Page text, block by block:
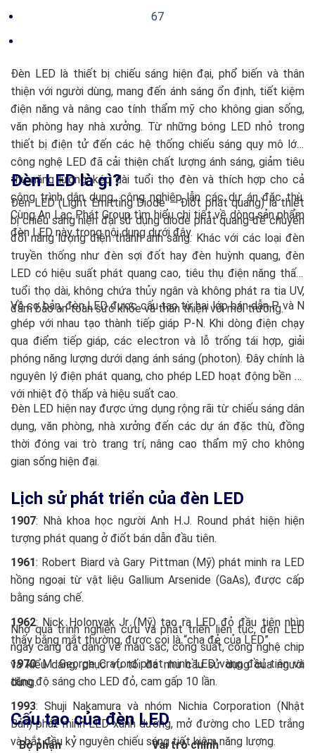
67
Đèn LED là thiết bị chiếu sáng hiện đại, phổ biến và thân
thiện với người dùng, mang đến ánh sáng ổn định, tiết kiệm
điện năng và nâng cao tính thẩm mỹ cho không gian sống,
văn phòng hay nhà xưởng. Từ những bóng LED nhỏ trong
thiết bị điện tử đến các hệ thống chiếu sáng quy mô lớn,
công nghệ LED đã cải thiện chất lượng ánh sáng, giảm tiêu
thụ năng lượng, kéo dài tuổi thọ đèn và thích hợp cho cả
công trình dân dụng, công nghiệp lẫn các dự án đặc thù.
Cùng An Lạc Phát Group tìm hiểu chi tiết về dòng sản phẩm
đèn LED này trong nội dung dưới đây.
Đèn LED là gì?
Đèn LED (Light Emitting Diode – Điốt phát quang) là thiết
bị chiếu sáng hiện đại sử dụng diode phát quang để chuyển
đổi năng lượng điện thành ánh sáng. Khác với các loại đèn
truyền thống như đèn sợi đốt hay đèn huỳnh quang, đèn
LED có hiệu suất phát quang cao, tiêu thụ điện năng thấp,
tuổi thọ dài, không chứa thủy ngân và không phát ra tia UV,
đảm bảo an toàn sức khỏe và thân thiện với môi trường.
Về cơ bản, đèn LED được cấu tạo từ hai lớp bán dẫn P và N
ghép với nhau tạo thành tiếp giáp P-N. Khi dòng điện chạy
qua điểm tiếp giáp, các electron và lỗ trống tái hợp, giải
phóng năng lượng dưới dạng ánh sáng (photon). Đây chính là
nguyên lý điện phát quang, cho phép LED hoạt động bền bỉ
với nhiệt độ thấp và hiệu suất cao.
Đèn LED hiện nay được ứng dụng rộng rãi từ chiếu sáng dân
dụng, văn phòng, nhà xưởng đến các dự án đặc thù, đồng
thời đóng vai trò trang trí, nâng cao thẩm mỹ cho không
gian sống hiện đại.
Lịch sử phát triển của đèn LED
1907: Nhà khoa học người Anh H.J. Round phát hiện hiện
tượng phát quang ở điốt bán dẫn đầu tiên.
1961: Robert Biard và Gary Pittman (Mỹ) phát minh ra LED
hồng ngoại từ vật liệu Gallium Arsenide (GaAs), được cấp
bằng sáng chế.
1962: Nick Holonyak Jr (Mỹ) tạo ra LED đỏ đầu tiên nhìn
thấy bằng mắt thường, được coi là “cha đẻ của LED”.
1970: M. George Craford phát minh LED vàng đầu tiên và
tăng độ sáng cho LED đỏ, cam gấp 10 lần.
1993: Shuji Nakamura và nhóm Nichia Corporation (Nhật
Bản) phát minh LED xanh dương, mở đường cho LED trắng
và bắt đầu kỷ nguyên chiếu sáng tiết kiệm năng lượng.
Nhờ quá trình nghiên cứu và phát triển liên tục, đèn LED
ngày càng đa dạng về màu sắc, công suất, công nghệ chip
và kiểu dáng, phục vụ tối đa nhu cầu sử dụng của người
dùng.
Cấu tạo của đèn LED
Bộ phận Vai trò chính